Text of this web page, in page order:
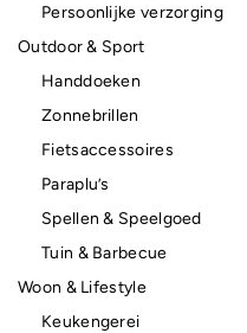
Persoonlijke verzorging
Outdoor & Sport
Handdoeken
Zonnebrillen
Fietsaccessoires
Paraplu’s
Spellen & Speelgoed
Tuin & Barbecue
Woon & Lifestyle
Keukengerei